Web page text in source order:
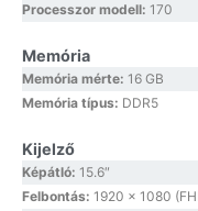
Processzor modell: 170
Memória
Memória mérte: 16 GB
Memória típus: DDR5
Kijelző
Képátló: 15.6″
Felbontás: 1920 x 1080